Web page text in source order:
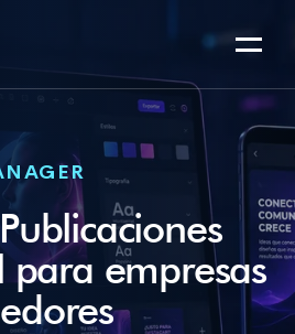
para empresas